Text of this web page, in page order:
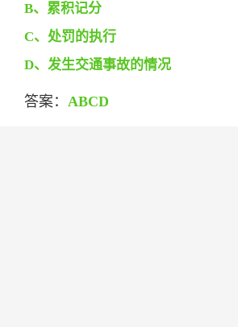
B、累积记分
C、处罚的执行
D、发生交通事故的情况
答案： ABCD